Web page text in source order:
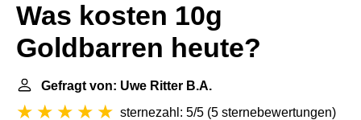
Was kosten 10g
Goldbarren heute?
Gefragt von: Uwe Ritter B.A.
sternezahl: 5/5 (5 sternebewertungen)